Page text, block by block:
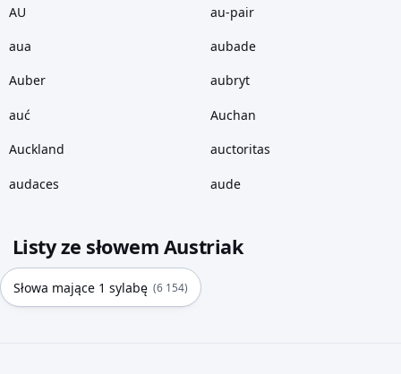
AU au-pair
aua aubade
Auber aubryt
auć Auchan
Auckland auctoritas
audaces aude
Listy ze słowem Austriak
Słowa mające 1 sylabę (6 154)